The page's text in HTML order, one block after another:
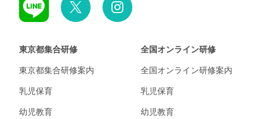
東京都集合研修
東京都集合研修案内
乳児保育
幼児教育
全国オンライン研修
全国オンライン研修案内
乳児保育
幼児教育